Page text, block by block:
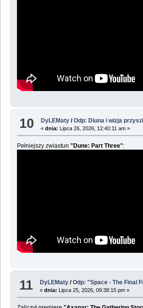
10 DyLEMaty /Odp: Diuna i wizja
«dnia: Lipca 26, 2026, 12:40:11 am »
Pełniejszy zwiastun "Dune: Part Three":
11 DyLEMaty /Odp: "Space - The Final
«dnia: Lipca 25, 2026, 09:38:15 pm »